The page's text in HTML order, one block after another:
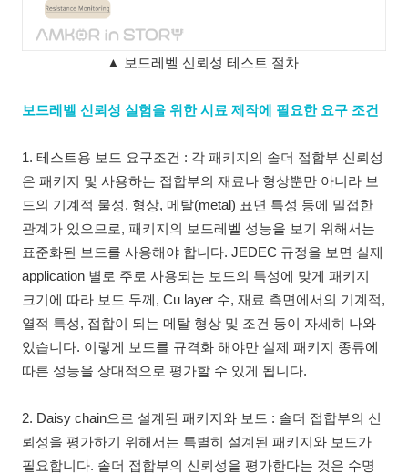
▲ 보드레벨 신뢰성 테스트 절차
보드레벨 신뢰성 실험을 위한 시료 제작에 필요한 요구 조건
1. 테스트용 보드 요구조건 : 각 패키지의 솔더 접합부 신뢰성
은 패키지 및 사용하는 접합부의 재료나 형상뿐만 아니라 보
드의 기계적 물성, 형상, 메탈(metal) 표면 특성 등에 밀접한
관계가 있으므로, 패키지의 보드레벨 성능을 보기 위해서는
표준화된 보드를 사용해야 합니다. JEDEC 규정을 보면 실제
application 별로 주로 사용되는 보드의 특성에 맞게 패키지
크기에 따라 보드 두께, Cu layer 수, 재료 측면에서의 기계적,
열적 특성, 접합이 되는 메탈 형상 및 조건 등이 자세히 나와
있습니다. 이렇게 보드를 규격화 해야만 실제 패키지 종류에
따른 성능을 상대적으로 평가할 수 있게 됩니다.
2. Daisy chain으로 설계된 패키지와 보드 : 솔더 접합부의 신
뢰성을 평가하기 위해서는 특별히 설계된 패키지와 보드가
필요합니다. 솔더 접합부의 신뢰성을 평가한다는 것은 수명